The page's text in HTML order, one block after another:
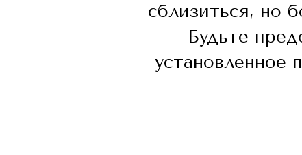
сблизиться, но
Будьте
установленное